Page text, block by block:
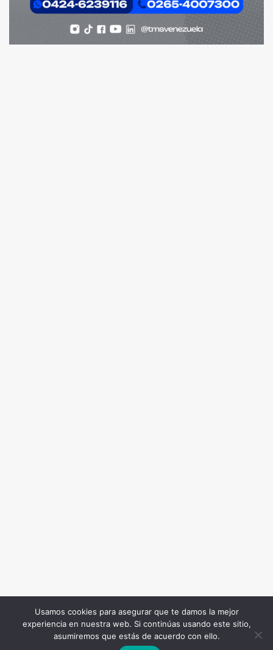
Todos los Derechos Reservados. Somos Noticia COL
© 2026 |Terminos y condiciones|Politica de
Usamos cookies para asegurar que te damos la mejor
experiencia en nuestra web. Si continúas usando este sitio,
asumiremos que estás de acuerdo con ello.